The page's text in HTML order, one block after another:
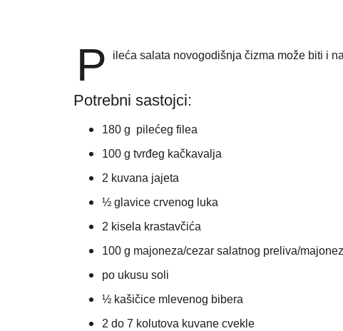
P ileća salata novogodišnja čizma može biti i
Potrebni sastojci:
180 g pilećeg filea
100 g tvrđeg kačkavalja
2 kuvana jajeta
½ glavice crvenog luka
2 kisela krastavčića
100 g majoneza/cezar salatnog preliva/
po ukusu soli
½ kašičice mlevenog bibera
2 do 7 kolutova kuvane cvekle